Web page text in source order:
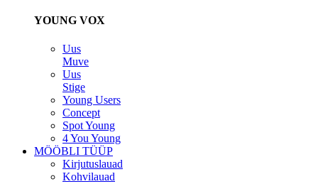
YOUNG VOX
Uus
Muve
Uus
Stige
Young Users
Concept
Spot Young
4 You Young
MÖÖBLI TÜÜP
Kirjutuslauad
Kohvilauad